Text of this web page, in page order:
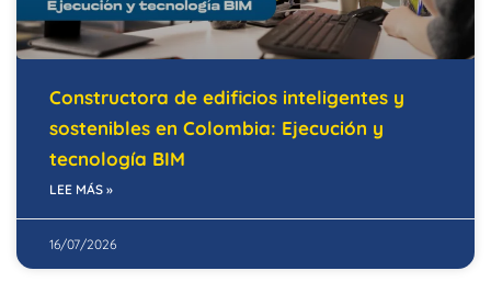
Constructora de edificios inteligentes y
sostenibles en Colombia: Ejecución y
tecnología BIM
LEE MÁS »
16/07/2026